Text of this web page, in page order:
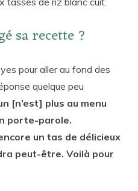
sa recette ?
pour aller au fond des
quelque peu
[n’est] plus au menu
porte-parole.
un tas de délicieux
peut-être. Voilà pour